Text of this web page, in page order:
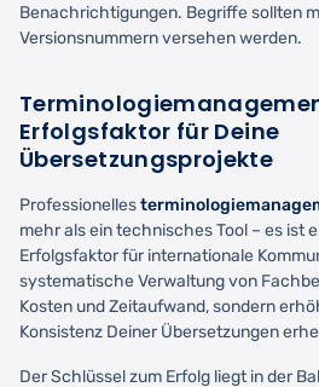
Benachrichtigungen. Begriffe sollten
Versionsnummern versehen werden.
Erfolgsfaktor für Deine
Übersetzungsprojekte
Professionelles
mehr als ein technisches Tool – es ist
Erfolgsfaktor für internationale
systematische Verwaltung von
Kosten und Zeitaufwand, sondern
Konsistenz Deiner Übersetzungen
Der Schlüssel zum Erfolg liegt in der